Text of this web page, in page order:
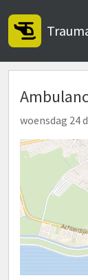
woensdag 24